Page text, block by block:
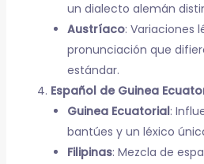
un dialecto alemán
Austríaco: Variaciones
pronunciación que
estándar.
Español de Guinea
Guinea Ecuatorial:
bantúes y un léxico
Filipinas: Mezcla de